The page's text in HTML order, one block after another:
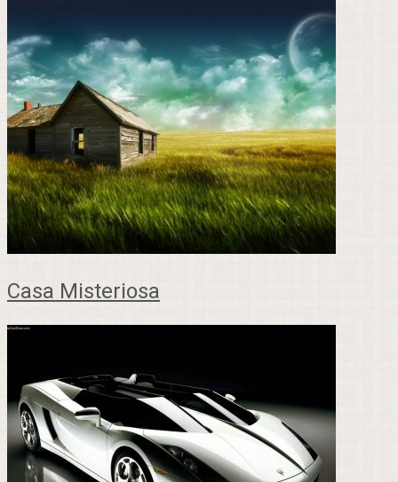
Casa Misteriosa